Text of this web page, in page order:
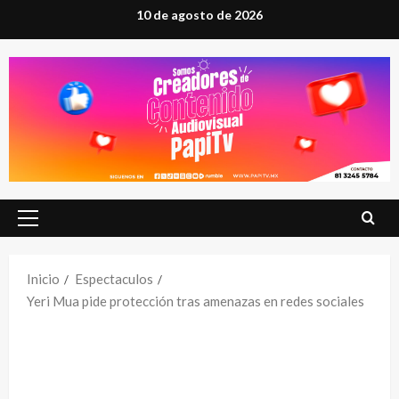
al
contenido
10 de agosto de 2026
Menú
Inicio
Espectaculos
Yeri Mua pide protección tras amenazas en redes sociales